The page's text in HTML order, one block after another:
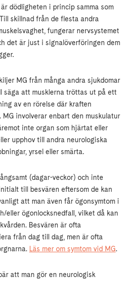
dödligheten i princip samma som
skillnad från de flesta andra
fungerar nervsystemet
det är just i signalöverföringen dem
MG från många andra sjukdomar
säga att musklerna tröttas ut på ett
av en rörelse där kraften
involverar enbart den muskulatur
inte organ som hjärtat eller
upphov till andra neurologiska
yrsel eller smärta.
(dagar-veckor) och inte
till besvären eftersom de kan
att man även får ögonsymtom i
eller ögonlocksnedfall, vilket då kan
Besvären är ofta
från dag till dag, men är ofta
Läs mer om symtom vid MG.
att man gör en neurologisk